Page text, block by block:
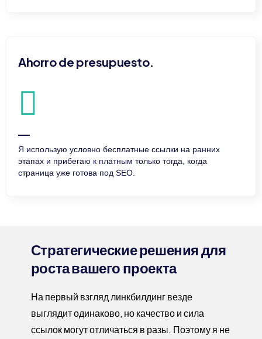
Ahorro de presupuesto.
Я использую условно бесплатные ссылки на ранних
этапах и прибегаю к платным только тогда, когда
страница уже готова под SEO.
Стратегические решения для
роста вашего проекта
На первый взгляд линкбилдинг везде
выглядит одинаково, но качество и сила
ссылок могут отличаться в разы. Поэтому я не